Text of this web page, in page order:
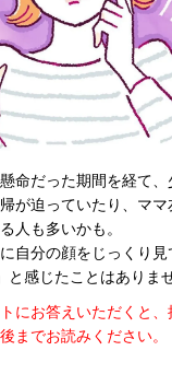
命だった期間を経て
が迫っていたり、マ
人も多いかも。
自分の顔をじっくり
感じたことはありま
にお答えいただくと
までお読みください。